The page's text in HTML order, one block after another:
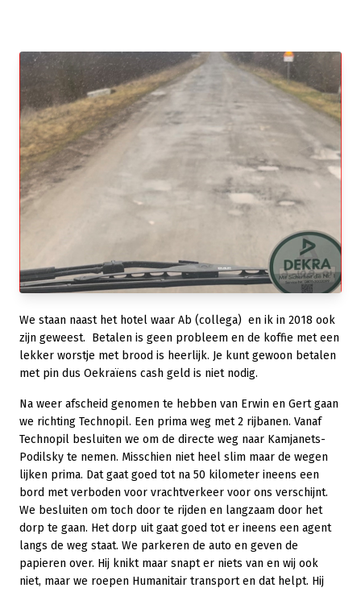
We staan naast het hotel waar Ab (collega) en ik in 2018 ook
zijn geweest. Betalen is geen probleem en de koffie met een
lekker worstje met brood is heerlijk. Je kunt gewoon betalen
met pin dus Oekraïens cash geld is niet nodig.
Na weer afscheid genomen te hebben van Erwin en Gert gaan
we richting Technopil. Een prima weg met 2 rijbanen. Vanaf
Technopil besluiten we om de directe weg naar Kamjanets-
Podilsky te nemen. Misschien niet heel slim maar de wegen
lijken prima. Dat gaat goed tot na 50 kilometer ineens een
bord met verboden voor vrachtverkeer voor ons verschijnt.
We besluiten om toch door te rijden en langzaam door het
dorp te gaan. Het dorp uit gaat goed tot er ineens een agent
langs de weg staat. We parkeren de auto en geven de
papieren over. Hij knikt maar snapt er niets van en wij ook
niet, maar we roepen Humanitair transport en dat helpt. Hij